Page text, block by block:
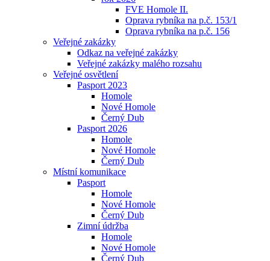
FVE Homole II.
Oprava rybníka na p.č. 153/1
Oprava rybníka na p.č. 156
Veřejné zakázky
Odkaz na veřejné zakázky
Veřejné zakázky malého rozsahu
Veřejné osvětlení
Pasport 2023
Homole
Nové Homole
Černý Dub
Pasport 2026
Homole
Nové Homole
Černý Dub
Místní komunikace
Pasport
Homole
Nové Homole
Černý Dub
Zimní údržba
Homole
Nové Homole
Černý Dub